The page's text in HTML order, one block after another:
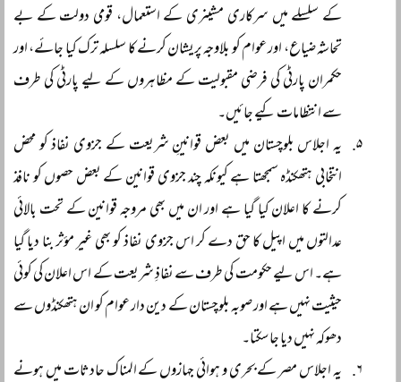
کے سلسلے میں سرکاری مشینری کے استعمال، قومی دولت کے بے
تحاشہ ضیاع، اور عوام کو بلاوجہ پریشان کرنے کا سلسلہ ترک کیا جائے، اور
حکمران پارٹی کی فرضی مقبولیت کے مظاہروں کے لیے پارٹی کی طرف
سے انتظامات کیے جائیں۔
یہ اجلاس بلوچستان میں بعض قوانینِ شریعت کے جزوی نفاذ کو محض
انتخابی ہتھکنڈہ سمجھتا ہے کیونکہ چند جزوی قوانین کے بعض حصوں کو نافذ
کرنے کا اعلان کیا گیا ہے اور ان میں بھی مروجہ قوانین کے تحت بالائی
عدالتوں میں اپیل کا حق دے کر اس جزوی نفاذ کو بھی غیر مؤثر بنا دیا گیا
ہے۔ اس لیے حکومت کی طرف سے نفاذِ شریعت کے اس اعلان کی کوئی
حیثیت نہیں ہے اور صوبہ بلوچستان کے دین دار عوام کو ان ہتھکنڈوں سے
دھوکہ نہیں دیا جا سکتا۔
یہ اجلاس مصر کے بحری و ہوائی جہازوں کے المناک حادثات میں ہونے